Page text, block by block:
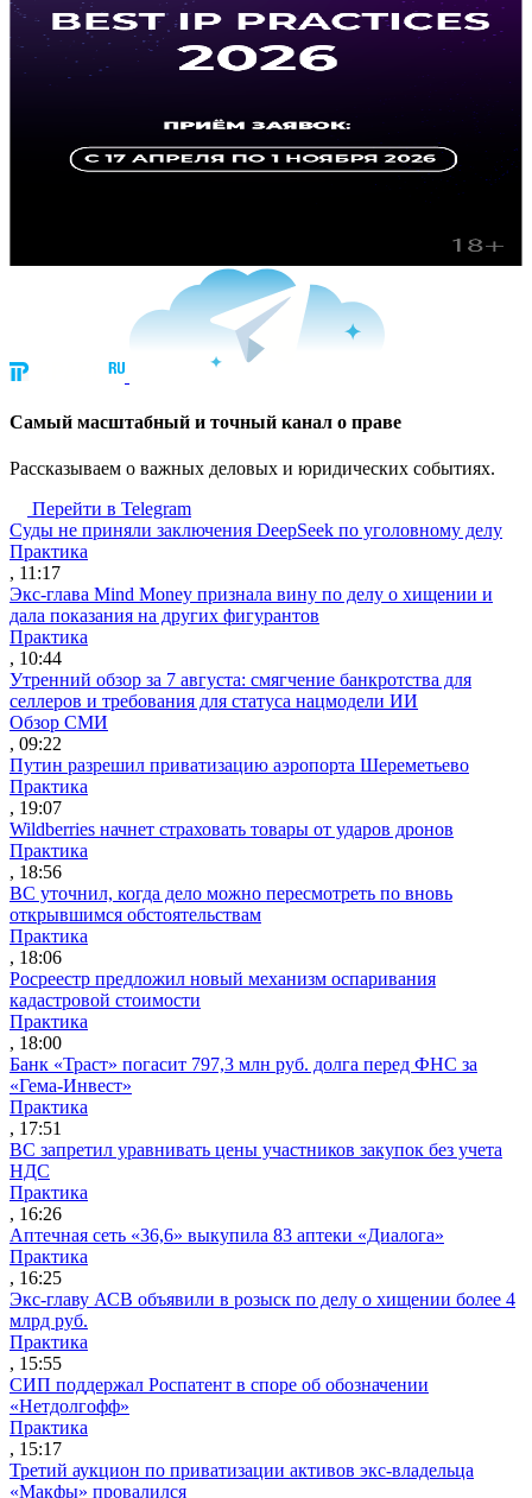
Cамый масштабный и точный канал о праве
Рассказываем о важных деловых и юридических событиях.
Перейти в Telegram
Суды не приняли заключения DeepSeek по уголовному делу
Практика
, 11:17
Экс-глава Mind Money признала вину по делу о хищении и
дала показания на других фигурантов
Практика
, 10:44
Утренний обзор за 7 августа: смягчение банкротства для
селлеров и требования для статуса нацмодели ИИ
Обзор СМИ
, 09:22
Путин разрешил приватизацию аэропорта Шереметьево
Практика
, 19:07
Wildberries начнет страховать товары от ударов дронов
Практика
, 18:56
ВС уточнил, когда дело можно пересмотреть по вновь
открывшимся обстоятельствам
Практика
, 18:06
Росреестр предложил новый механизм оспаривания
кадастровой стоимости
Практика
, 18:00
Банк «Траст» погасит 797,3 млн руб. долга перед ФНС за
«Гема-Инвест»
Практика
, 17:51
ВС запретил уравнивать цены участников закупок без учета
НДС
Практика
, 16:26
Аптечная сеть «36,6» выкупила 83 аптеки «Диалога»
Практика
, 16:25
Экс-главу АСВ объявили в розыск по делу о хищении более 4
млрд руб.
Практика
, 15:55
СИП поддержал Роспатент в споре об обозначении
«Нетдолгофф»
Практика
, 15:17
Третий аукцион по приватизации активов экс-владельца
«Макфы» провалился